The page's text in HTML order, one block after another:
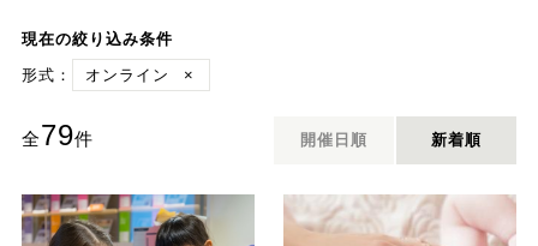
現在の絞り込み条件
形式：
オンライン ×
全79件 開催日順 新着順